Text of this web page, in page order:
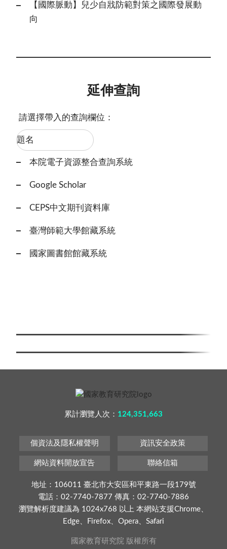
【國際脈動】兒少自戕防範對策之國際發展動
向
延伸查詢
請選擇帶入的查詢欄位：
本院電子資源整合查詢系統
Google Scholar
CEPS中文期刊資料庫
臺灣師範大學館藏系統
國家圖書館館藏系統
累計瀏覽人次： 124,351,663
個資法及隱私權聲明 資訊安全政策
網站資料開放宣告 聯絡信箱
地址：106011 臺北市大安區和平東路一段179號
電話：02-7740-7877 傳真：02-7740-7886
瀏覽解析度建議為 1024x768 以上 本網站支援Chrome、
Edge、Firefox、Opera、Safari
國家教育研究院 版權所有